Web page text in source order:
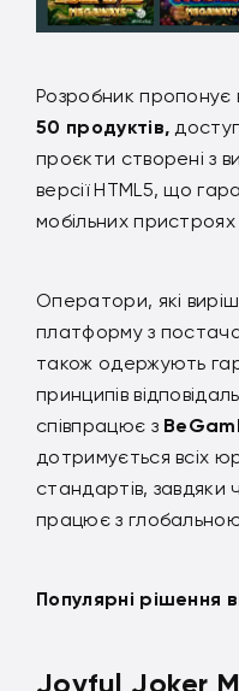
Розробник пропонує
50 продуктів,
проєкти створені з
версії HTML5, що
мобільних
Оператори, які
платформу з
також одержують
принципів
співпрацює з
дотримується всіх
стандартів, завдяки
працює з
Популярні рішення
Joyful Joker